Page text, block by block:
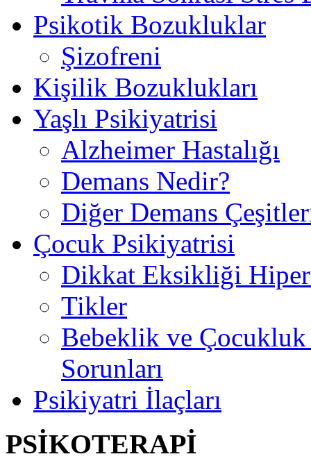
Psikotik Bozukluklar
Şizofreni
Kişilik Bozuklukları
Yaşlı Psikiyatrisi
Alzheimer Hastalığı
Demans Nedir?
Diğer Demans
Çocuk Psikiyatrisi
Dikkat Eksikliği
Tikler
Bebeklik ve
Sorunları
Psikiyatri İlaçları
PSİKOTERAPİ